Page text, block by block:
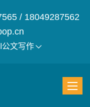
/ 18049287562
公文写作